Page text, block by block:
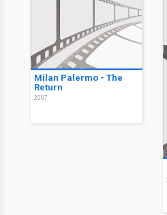
Milan Palermo - The
Return
2007